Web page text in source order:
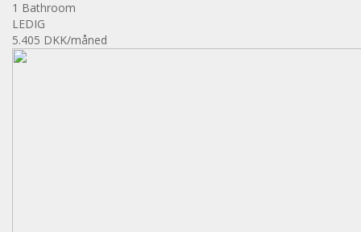
1 Bathroom
LEDIG
5.405 DKK/måned